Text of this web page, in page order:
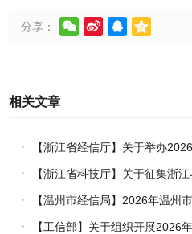
分享：    
相关文章
【浙江省经信厅】关于举办
能竞赛的通知
【浙江省科技厅】关于征集浙
的通知【温州市经信局】2026年温州
【工信部】关于组织开展2026